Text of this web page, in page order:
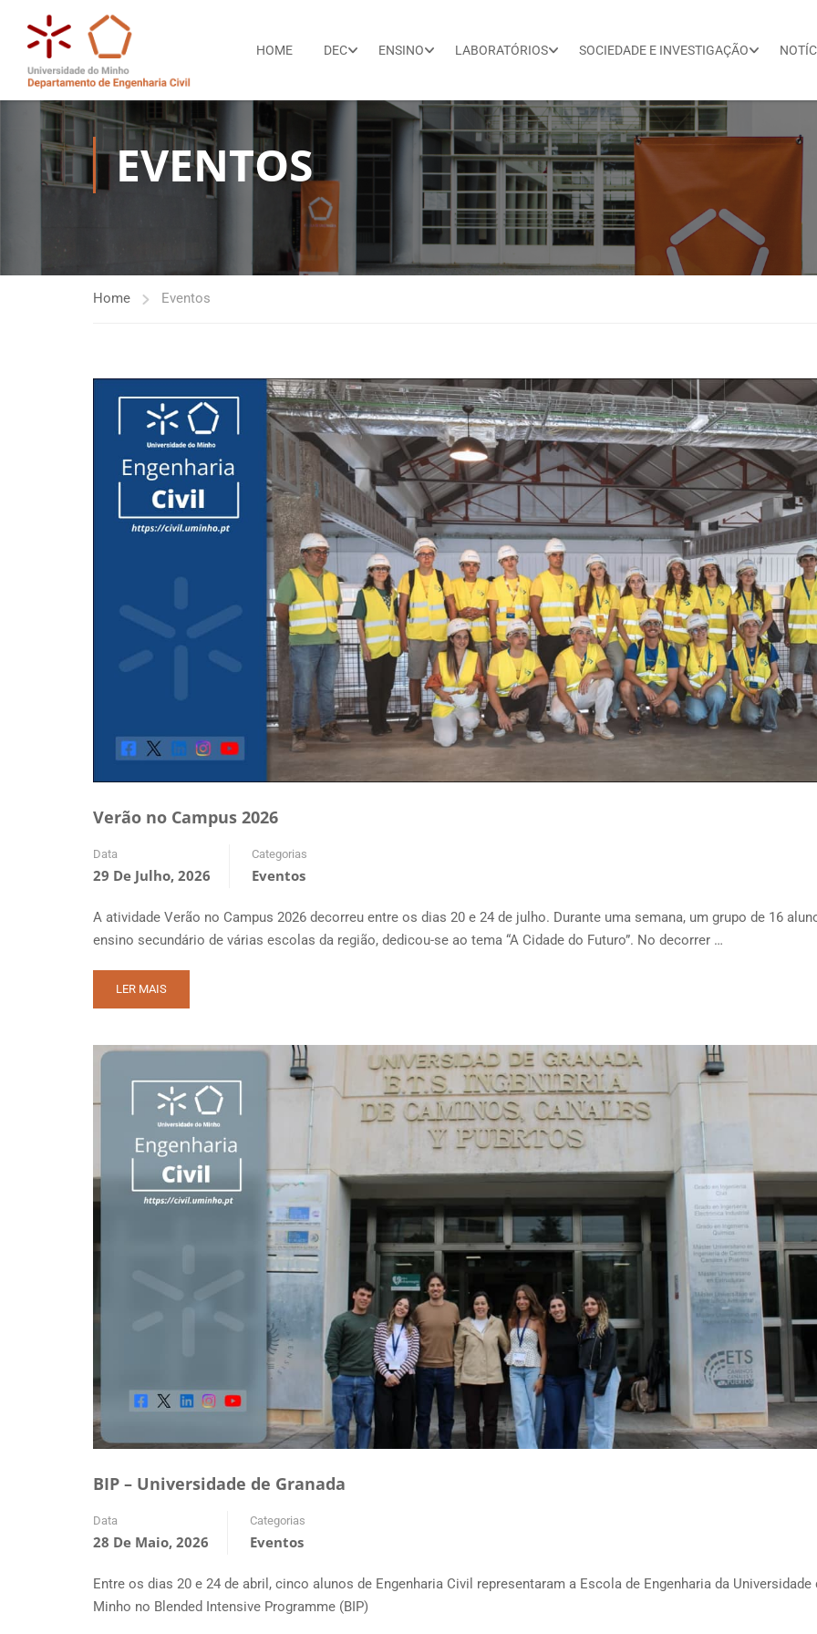
HOME DEC ENSINO LABORATÓRIOS SOCIEDADE E INVESTIGAÇÃO
EVENTOS
Home Eventos
Verão no Campus 2026
Data
29 De Julho, 2026
Categorias
Eventos
A atividade Verão no Campus 2026 decorreu entre os dias 20 e 24 de julho. Durante uma semana, um grupo de 16
ensino secundário de várias escolas da região, dedicou-se ao tema “A Cidade do Futuro”. No decorrer …
READ
MORE
VERÃO
CAMPUS
LER MAIS
BIP – Universidade de Granada
Data
28 De Maio, 2026
Categorias
Eventos
Entre os dias 20 e 24 de abril, cinco alunos de Engenharia Civil representaram a Escola de Engenharia da Universidade
Minho no Blended Intensive Programme (BIP)